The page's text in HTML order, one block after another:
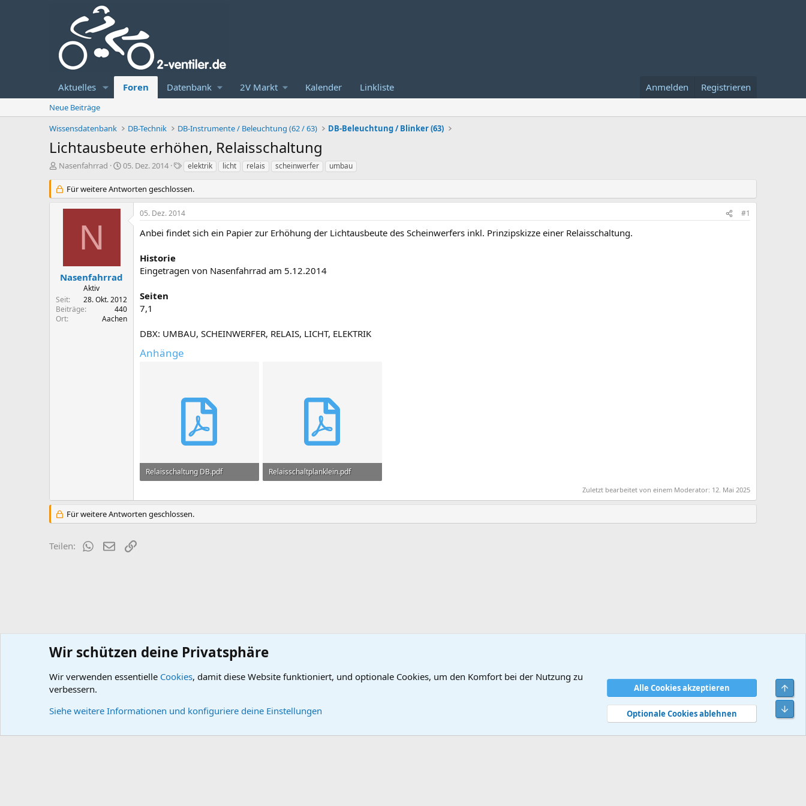
Aktuelles Foren Datenbank 2V Markt Kalender Linkliste Anmelden Registrieren
Neue Beiträge
Wissensdatenbank
DB-Technik DB-Instrumente / Beleuchtung (62 / 63) DB-Beleuchtung / Blinker (63)
Lichtausbeute erhöhen, Relaisschaltung
E
s
t
Nasenfahrrad
E
s
t
05. Dez. 2014
S
h
l
a
g
w
e
elektrik licht relais scheinwerfer umbau
Für weitere Antworten geschlossen.
N
Nasenfahrrad
Aktiv
Seit
28. Okt. 2012
Beiträge
440
Ort
Aachen
05. Dez. 2014 #1
Anbei findet sich ein Papier zur Erhöhung der Lichtausbeute des Scheinwerfers inkl. Prinzipskizze einer Relaisschaltung.
Historie
Eingetragen von Nasenfahrrad am 5.12.2014
Seiten
7,1
DBX: UMBAU, SCHEINWERFER, RELAIS, LICHT, ELEKTRIK
Anhänge
Relaisschaltung DB.pdf
Relaisschaltplanklein.pdf
Zuletzt bearbeitet von einem Moderator: 12. Mai 2025
Für weitere Antworten geschlossen.
Teilen: WhatsApp
E-MailLink
Wissensdatenbank DB-Technik DB-Instrumente / Beleuchtung (62 / 63) DB-Beleuchtung / Blinker (63)
Datenschutz Hilfe und Impressum Start
R
S
Wir schützen deine Privatsphäre
Wir verwenden essentielle Cookies, damit diese Website funktioniert, und optionale Cookies, um den Komfort bei der Nutzung zu
verbessern.
Siehe weitere Informationen und konfiguriere deine Einstellungen
Alle Cookies akzeptieren
Optionale Cookies ablehnen